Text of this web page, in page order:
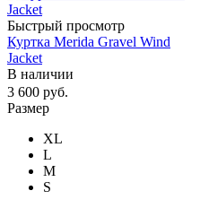
Быстрый просмотр
Куртка Merida Gravel Wind
Jacket
В наличии
3 600 руб.
Размер
XL
L
M
S